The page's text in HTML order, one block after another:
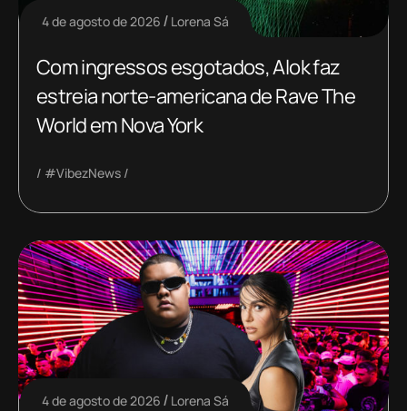
4 de agosto de 2026 Lorena Sá
Com ingressos esgotados, Alok faz
estreia norte-americana de Rave The
World em Nova York
#VibezNews
4 de agosto de 2026 Lorena Sá